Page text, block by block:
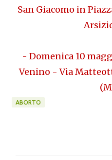
San Giacomo in
- Domenica 10
Venino - Via
ABORTO